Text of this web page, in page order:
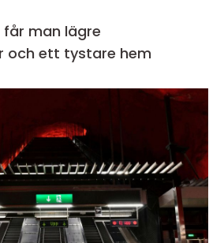
får man lägre
och ett tystare hem